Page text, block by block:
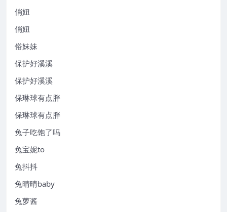
俏妞
俏妞
俗妹妹
保护好溪溪
保护好溪溪
保琳球有点胖
保琳球有点胖
兔子吃饱了吗
兔宝妮to
兔抖抖
兔晴晴baby
兔萝酱